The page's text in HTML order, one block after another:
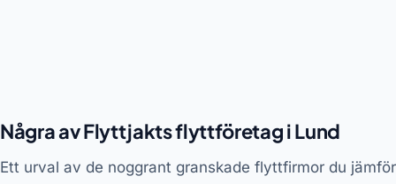
Några av Flyttjakts flyttföretag i Lund
Ett urval av de noggrant granskade flyttfirmor du jämför